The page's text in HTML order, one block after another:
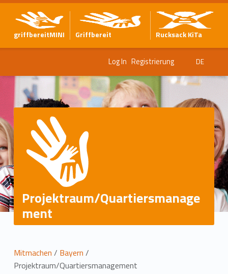
griffbereitMINI Griffbereit Rucksack KiTa
Log In Registrierung DE
Projektraum/Quartiersmanage
ment
L
Mitmachen / Bayern /
Projektraum/Quartiersmanagement